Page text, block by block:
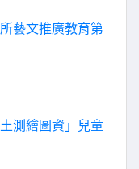
藝文推廣教育第
測繪圖資」兒童